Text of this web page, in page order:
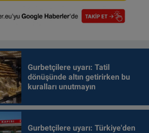
Gurbetçilere uyarı: Tatil
dönüşünde altın getirirken bu
kuralları unutmayın
Gurbetçilere uyarı: Türkiye'den